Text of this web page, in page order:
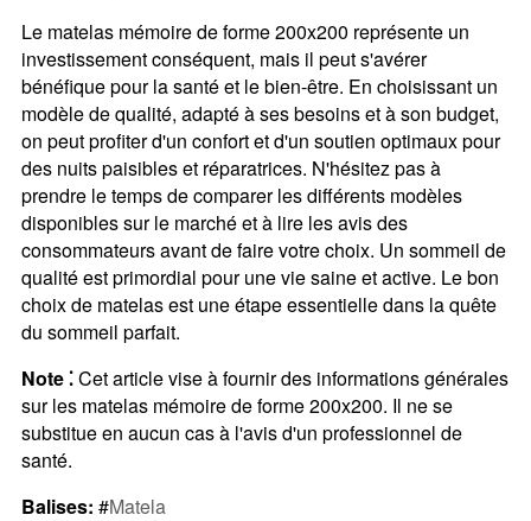
Le matelas mémoire de forme 200x200 représente un
investissement conséquent, mais il peut s'avérer
bénéfique pour la santé et le bien-être. En choisissant un
modèle de qualité, adapté à ses besoins et à son budget,
on peut profiter d'un confort et d'un soutien optimaux pour
des nuits paisibles et réparatrices. N'hésitez pas à
prendre le temps de comparer les différents modèles
disponibles sur le marché et à lire les avis des
consommateurs avant de faire votre choix. Un sommeil de
qualité est primordial pour une vie saine et active. Le bon
choix de matelas est une étape essentielle dans la quête
du sommeil parfait.
Note ⁚Cet article vise à fournir des informations générales
sur les matelas mémoire de forme 200x200. Il ne se
substitue en aucun cas à l'avis d'un professionnel de
santé.
Balises: #Matela